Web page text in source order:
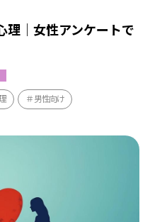
理｜女性アンケートで
男性向け